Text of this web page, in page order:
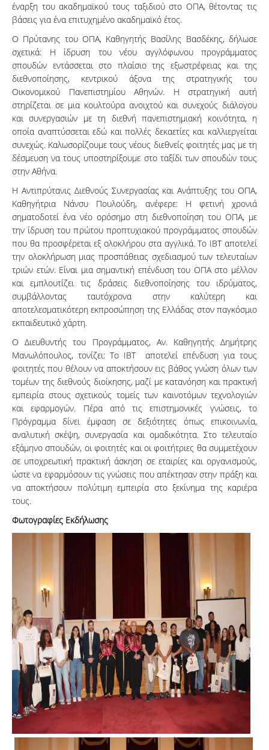
έναρξη του ακαδημαϊκού τους ταξιδιού στο ΟΠΑ, θέτοντας τις
βάσεις για ένα επιτυχημένο ακαδημαϊκό έτος.
Ο Πρύτανης του ΟΠΑ, Καθηγητής Βασίλης Βασδέκης, δήλωσε
σχετικά: Η ίδρυση του νέου αγγλόφωνου προγράμματος
σπουδών εντάσσεται στο πλαίσιο της εξωστρέφειας και της
διεθνοποίησης, κεντρικού άξονα της στρατηγικής του
Οικονομικού Πανεπιστημίου Αθηνών. Η στρατηγική αυτή
στηρίζεται σε μια κουλτούρα ανοιχτού και συνεχούς διάλογου
και συνεργασιών με τη διεθνή πανεπιστημιακή κοινότητα, η
οποία αναπτύσσεται εδώ και πολλές δεκαετίες και καλλιεργείται
συνεχώς. Καλωσορίζουμε τους νέους διεθνείς φοιτητές μας με τη
δέσμευση να τους υποστηρίξουμε στο ταξίδι των σπουδών τους
στην Αθήνα.
Η Αντιπρύτανις Διεθνούς Συνεργασίας και Ανάπτυξης του ΟΠΑ,
Καθηγήτρια Νάνσυ Πουλούδη, ανέφερε: Η φετινή χρονιά
σηματοδοτεί ένα νέο ορόσημο στη διεθνοποίηση του ΟΠΑ, με
την ίδρυση του πρώτου προπτυχιακού προγράμματος σπουδών
που θα προσφέρεται εξ ολοκλήρου στα αγγλικά. Το ΙBT αποτελεί
την ολοκλήρωση μιας προσπάθειας σχεδιασμού των τελευταίων
τριών ετών. Είναι μια σημαντική επένδυση του ΟΠΑ στο μέλλον
και εμπλουτίζει τις δράσεις διεθνοποίησης του ιδρύματος,
συμβάλλοντας ταυτόχρονα στην καλύτερη και
αποτελεσματικότερη εκπροσώπηση της Ελλάδας στον παγκόσμιο
εκπαιδευτικό χάρτη.
Ο Διευθυντής του Προγράμματος, Αν. Καθηγητής Δημήτρης
Μανωλόπουλος, τονίζει: Το ΙΒΤ αποτελεί επένδυση για τους
φοιτητές που θέλουν να αποκτήσουν εις βάθος γνώση όλων των
τομέων της διεθνούς διοίκησης, μαζί με κατανόηση και πρακτική
εμπειρία στους σχετικούς τομείς των καινοτόμων τεχνολογιών
και εφαρμογών. Πέρα από τις επιστημονικές γνώσεις, το
Πρόγραμμα δίνει έμφαση σε δεξιότητες όπως επικοινωνία,
αναλυτική σκέψη, συνεργασία και ομαδικότητα. Στο τελευταίο
εξάμηνο σπουδών, οι φοιτητές και οι φοιτήτριες θα συμμετέχουν
σε υποχρεωτική πρακτική άσκηση σε εταιρίες και οργανισμούς,
ώστε να εφαρμόσουν τις γνώσεις που απέκτησαν στην πράξη και
να αποκτήσουν πολύτιμη εμπειρία στο ξεκίνημα της καριέρα
τους.
Φωτογραφίες Εκδήλωσης